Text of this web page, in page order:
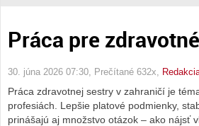
Práca pre
30. júna 2026 07:30 , Prečítané 632x,
Práca zdravotnej sestry v zahraničí je
profesiách. Lepšie platové podmienky,
prinášajú aj množstvo otázok – ako nájsť